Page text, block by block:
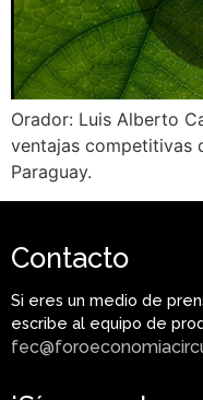
Orador: Luis Alberto
ventajas competitivas
Paraguay.
Contacto
Si eres un medio de
escribe al equipo de